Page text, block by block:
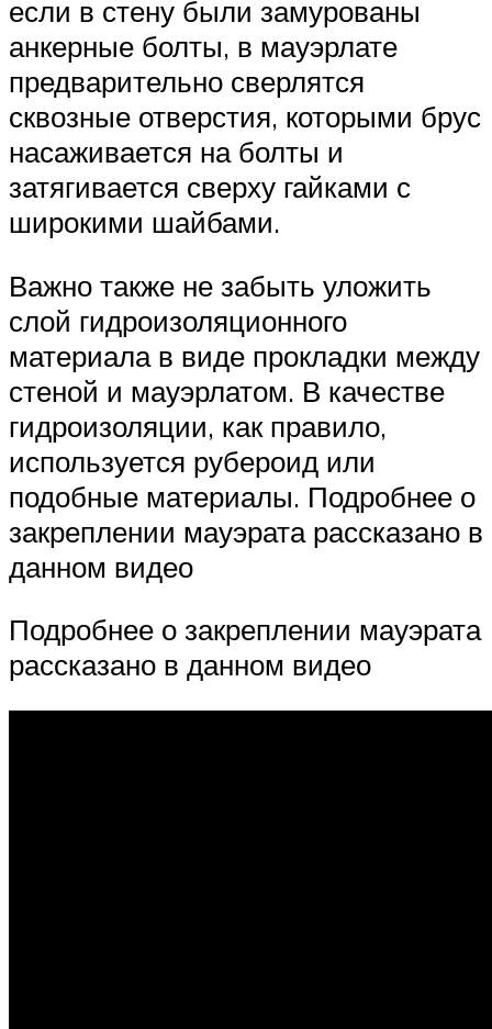
если в стену были замурованы
анкерные болты, в мауэрлате
предварительно сверлятся
сквозные отверстия, которыми брус
насаживается на болты и
затягивается сверху гайками с
широкими шайбами.
Важно также не забыть уложить
слой гидроизоляционного
материала в виде прокладки между
стеной и мауэрлатом. В качестве
гидроизоляции, как правило,
используется рубероид или
подобные материалы. Подробнее о
закреплении мауэрата рассказано в
данном видео
Подробнее о закреплении мауэрата
рассказано в данном видео